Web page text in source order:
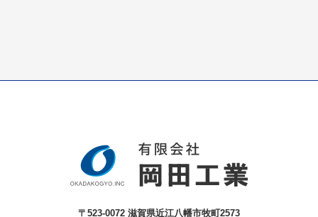
〒523-0072 滋賀県近江八幡市牧町2573